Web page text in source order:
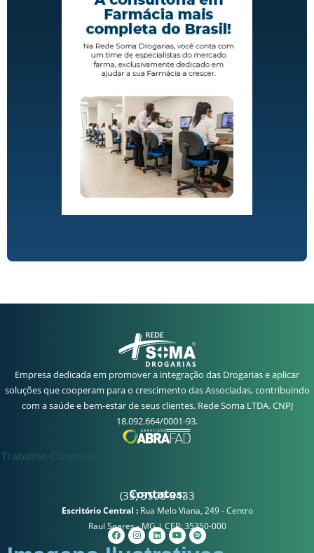
Empresa dedicada em promover a integração das Drogarias e aplicar
soluções que cooperam para o crescimento das Associadas, contribuindo
com a saúde e bem-estar de seus clientes. Rede Soma LTDA. CNPJ
18.092.664/0001-93.
Trabalhe Conosco
Contatos:
(33) 3508-3433
Escritório Central :Rua Melo Viana, 249 - Centro
Raul Soares - MG | CEP: 35350-000